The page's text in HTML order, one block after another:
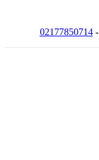
-
02177850714